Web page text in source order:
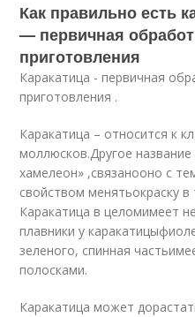
Как правильно есть
— первичная
приготовления
Каракатица - первичная
приготовления .
Каракатица – относится к
моллюсков.Другое
хамелеон» ,связанооно с
свойством менятьокраску
Каракатица в целомимеет
плавники у
зеленого, спинная
полосками.
Каракатица может